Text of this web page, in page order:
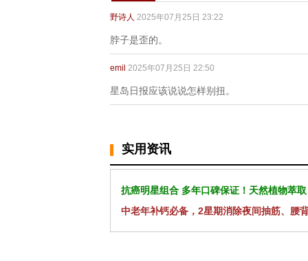
野诗人 2025年07月25日 23:22
脖子是歪的。
emil 2025年07月25日 22:50
星岛日报应该说说怎样别扭。
实用资讯
抗癌明星组合 多年口碑保证！天然植物萃
中老年补钙必备，2星期消除夜间抽筋、腰